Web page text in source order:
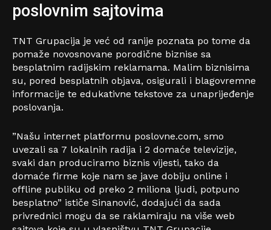
poslovnim sajtovima
TNT Grupacija je već od ranije poznata po tome da
pomaže novosnovane porodične biznise sa
besplatnim radijskim reklamama. Malim biznisima
su, pored besplatnih objava, osigurali i blagovremne
informacije te edukativne tekstove za unaprijeđenje
poslovanja.
”Našu internet platformu poslovne.com, smo
uvezali sa 7 lokalnih radija i 2 domaće televizije,
svaki dan produciramo biznis vijesti, tako da
domaće firme koje nam se jave dobiju online i
offline publiku od preko 2 miliona ljudi, potpuno
besplatno” ističe Sinanović, dodajući da sada
privrednici mogu da se raklamiraju na više web